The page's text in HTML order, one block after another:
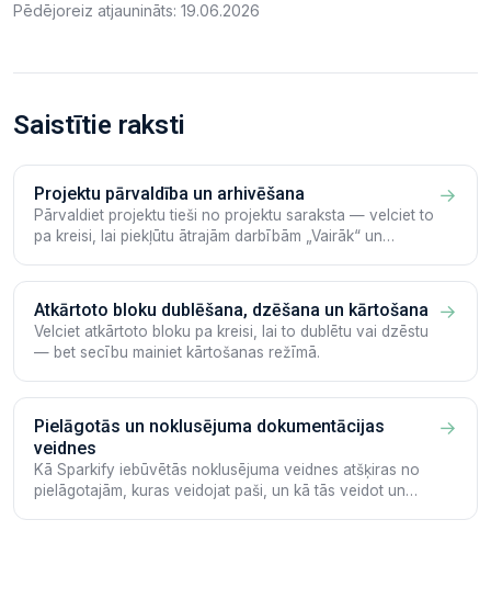
Pēdējoreiz atjaunināts: 19.06.2026
Saistītie raksti
Projektu pārvaldība un arhivēšana
Pārvaldiet projektu tieši no projektu saraksta — velciet to
pa kreisi, lai piekļūtu ātrajām darbībām „Vairāk“ un
→
Atkārtoto bloku dublēšana, dzēšana un kārtošana
Velciet atkārtoto bloku pa kreisi, lai to dublētu vai dzēstu
— bet secību mainiet kārtošanas režīmā.
→
Pielāgotās un noklusējuma dokumentācijas
veidnes
Kā Sparkify iebūvētās noklusējuma veidnes atšķiras no
pielāgotajām, kuras veidojat paši, un kā tās veidot un
→